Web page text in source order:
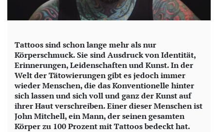
Tattoos sind schon lange mehr als nur
Körperschmuck. Sie sind Ausdruck von Identität,
Erinnerungen, Leidenschaften und Kunst. In der
Welt der Tätowierungen gibt es jedoch immer
wieder Menschen, die das Konventionelle hinter
sich lassen und sich voll und ganz der Kunst auf
ihrer Haut verschreiben. Einer dieser Menschen ist
John Mitchell, ein Mann, der seinen gesamten
Körper zu 100 Prozent mit Tattoos bedeckt hat.